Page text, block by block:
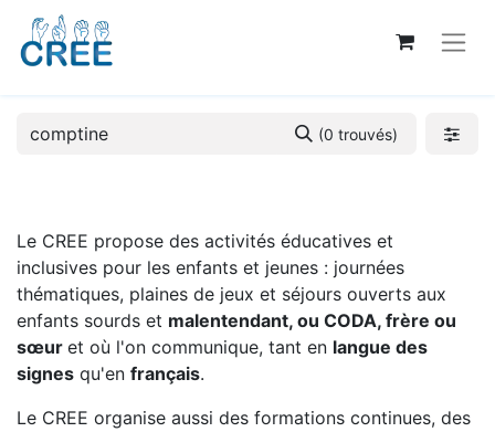
(0 trouvés)
Le CREE propose des activités éducatives et
inclusives pour les enfants et jeunes : journées
thématiques, plaines de jeux et séjours ouverts aux
enfants sourds et malentendant, ou CODA, frère ou
sœur et où l'on communique, tant en langue des
signes qu'en français.
Le CREE organise aussi des formations continues, des